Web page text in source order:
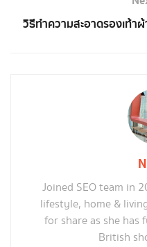
วิธีทำความสะอาดรองเท้า
Joined SEO team in
lifestyle, home &
for share as she has
British